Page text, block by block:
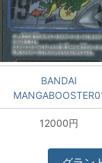
BANDAI
(SB01収録)エナジー
カー [単行本表紙十九
12000円